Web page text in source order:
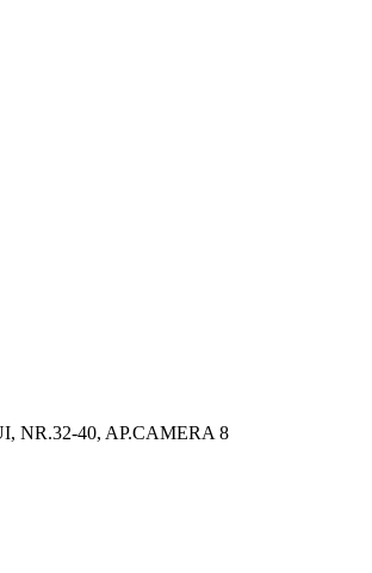
NR.32-40, AP.CAMERA 8